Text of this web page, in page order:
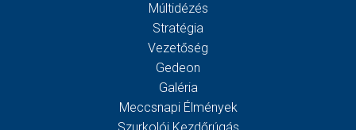
Múltidézés
Stratégia
Vezetőség
Gedeon
Galéria
Meccsnapi Élmények